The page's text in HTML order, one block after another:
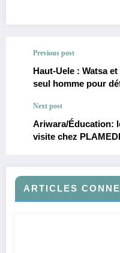
Previous post
Haut-Uele : Watsa
seul homme pour
Next post
Ariwara/Éducation:
visite chez
ARTICLES